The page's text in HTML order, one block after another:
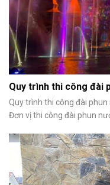
Quy trình thi công đài
Quy trình thi công đài
Đơn vị thi công đài phun